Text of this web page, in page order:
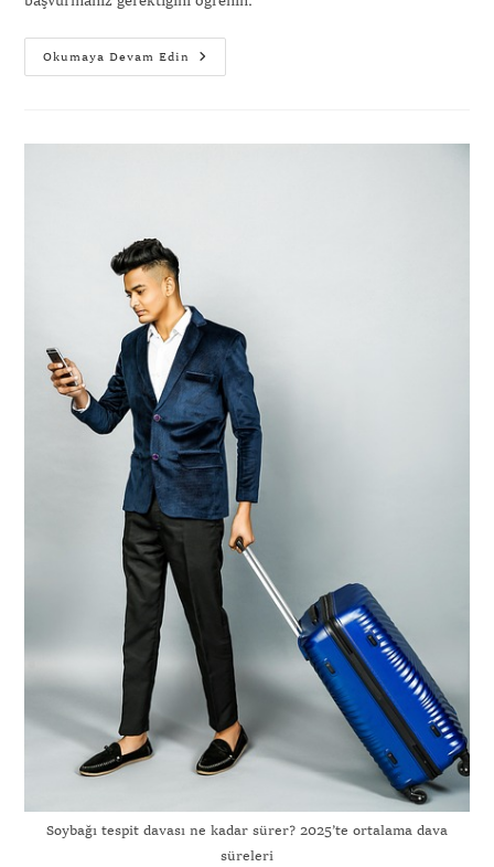
Okumaya Devam Edin
Soybağı tespit davası ne kadar sürer? 2025’te ortalama dava
süreleri